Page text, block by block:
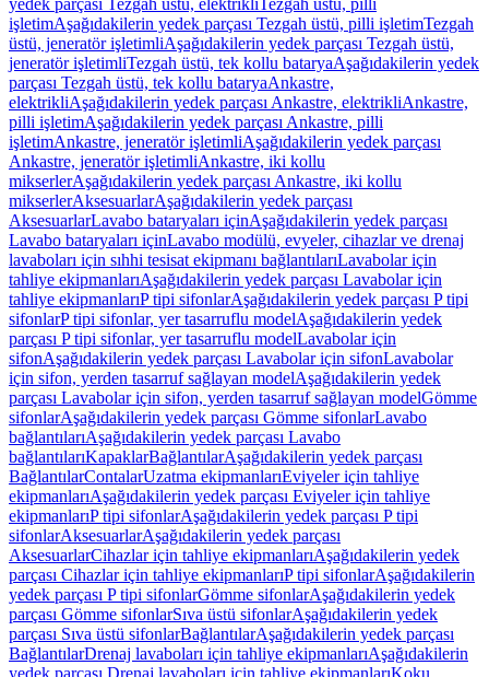
yedek parçası Tezgah üstü, elektrikli Tezgah üstü, pilli
işletimAşağıdakilerin yedek parçası Tezgah üstü, pilli işletimTezgah
üstü, jeneratör işletimliAşağıdakilerin yedek parçası Tezgah üstü,
jeneratör işletimliTezgah üstü, tek kollu bataryaAşağıdakilerin yedek
parçası Tezgah üstü, tek kollu bataryaAnkastre,
elektrikliAşağıdakilerin yedek parçası Ankastre, elektrikliAnkastre,
pilli işletimAşağıdakilerin yedek parçası Ankastre, pilli
işletimAnkastre, jeneratör işletimliAşağıdakilerin yedek parçası
Ankastre, jeneratör işletimliAnkastre, iki kollu
mikserlerAşağıdakilerin yedek parçası Ankastre, iki kollu
mikserlerAksesuarlarAşağıdakilerin yedek parçası
AksesuarlarLavabo bataryaları içinAşağıdakilerin yedek parçası
Lavabo bataryaları içinLavabo modülü, evyeler, cihazlar ve drenaj
lavaboları için sıhhi tesisat ekipmanı bağlantılarıLavabolar için
tahliye ekipmanlarıAşağıdakilerin yedek parçası Lavabolar için
tahliye ekipmanlarıP tipi sifonlarAşağıdakilerin yedek parçası P tipi
sifonlarP tipi sifonlar, yer tasarruflu modelAşağıdakilerin yedek
parçası P tipi sifonlar, yer tasarruflu modelLavabolar için
sifonAşağıdakilerin yedek parçası Lavabolar için sifonLavabolar
için sifon, yerden tasarruf sağlayan modelAşağıdakilerin yedek
parçası Lavabolar için sifon, yerden tasarruf sağlayan modelGömme
sifonlarAşağıdakilerin yedek parçası Gömme sifonlarLavabo
bağlantılarıAşağıdakilerin yedek parçası Lavabo
bağlantılarıKapaklarBağlantılarAşağıdakilerin yedek parçası
BağlantılarContalarUzatma ekipmanlarıEviyeler için tahliye
ekipmanlarıAşağıdakilerin yedek parçası Eviyeler için tahliye
ekipmanlarıP tipi sifonlarAşağıdakilerin yedek parçası P tipi
sifonlarAksesuarlarAşağıdakilerin yedek parçası
AksesuarlarCihazlar için tahliye ekipmanlarıAşağıdakilerin yedek
parçası Cihazlar için tahliye ekipmanlarıP tipi sifonlarAşağıdakilerin
yedek parçası P tipi sifonlarGömme sifonlarAşağıdakilerin yedek
parçası Gömme sifonlarSıva üstü sifonlarAşağıdakilerin yedek
parçası Sıva üstü sifonlarBağlantılarAşağıdakilerin yedek parçası
BağlantılarDrenaj lavaboları için tahliye ekipmanlarıAşağıdakilerin
yedek parçası Drenaj lavaboları için tahliye ekipmanlarıKoku